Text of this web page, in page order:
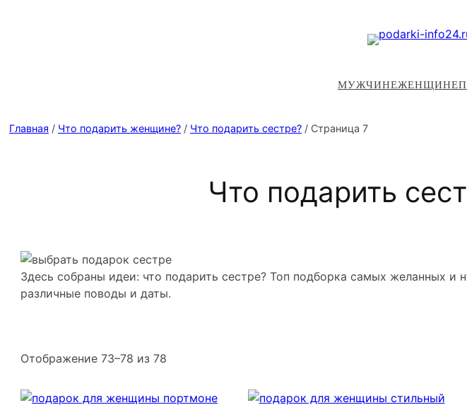
МУЖЧИНЕЖЕНЩИНЕ
Главная / Что подарить женщине? / Что подарить сестре? / Страница 7
Что подарить
Здесь собраны идеи: что подарить сестре? Топ подборка самых желанных и
различные поводы и даты.
Отображение 73–78 из 78